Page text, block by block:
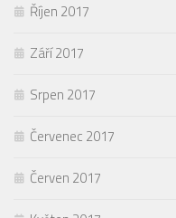
Říjen 2017
Září 2017
Srpen 2017
Červenec 2017
Červen 2017